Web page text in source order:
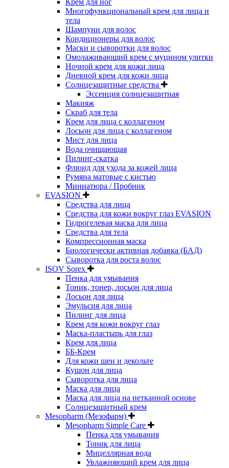
Многофункциональный крем для лица и
тела
Шампуни для волос
Кондиционеры для волос
Маски и сыворотки для волос
Омолаживающий крем с муцином улитки
Ночной крем для кожи лица
Дневной крем для кожи лица
Солнцезащитные средства
Эссенция солнцезащитная
Макияж
Скраб для тела
Крем для лица с коллагеном
Лосьон для лица с коллагеном
Мист для лица
Вода очищающая
Пилинг-скатка
Флюид для ухода за кожей лица
Румяна матовые с кистью
Миниатюра / Пробник
EVASION
Средства для лица
Средства для кожи вокруг глаз EVASION
Гидрогелевая маска для лица
Средства для тела
Компрессионная маска
Биологически активная добавка (БАД)
Сыворотка для роста волос
ISOV Sorex
Пенка для умывания
Тоник, тонер, лосьон для лица
Лосьон для лица
Эмульсия для лица
Пилинг для лица
Крем для кожи вокруг глаз
Маска-пластырь для глаз
Крем для лица
ББ-Крем
Для кожи шеи и декольте
Кушон для лица
Сыворотка для лица
Маска для лица
Маска для лица на нетканной основе
Солнцезащитный крем
Mesopharm (Мезофарм)
Mesopharm Simple Care
Пенка для умывания
Тоник для лица
Мицеллярная вода
Увлажняющий крем для лица